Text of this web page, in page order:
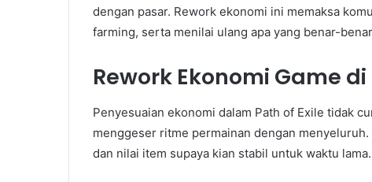
dengan pasar. Rework ekonomi ini memaksa
farming, serta menilai ulang apa yang benar-
Rework Ekonomi Game
Penyesuaian ekonomi dalam Path of Exile tidak
menggeser ritme permainan dengan
dan nilai item supaya kian stabil untuk waktu lama.